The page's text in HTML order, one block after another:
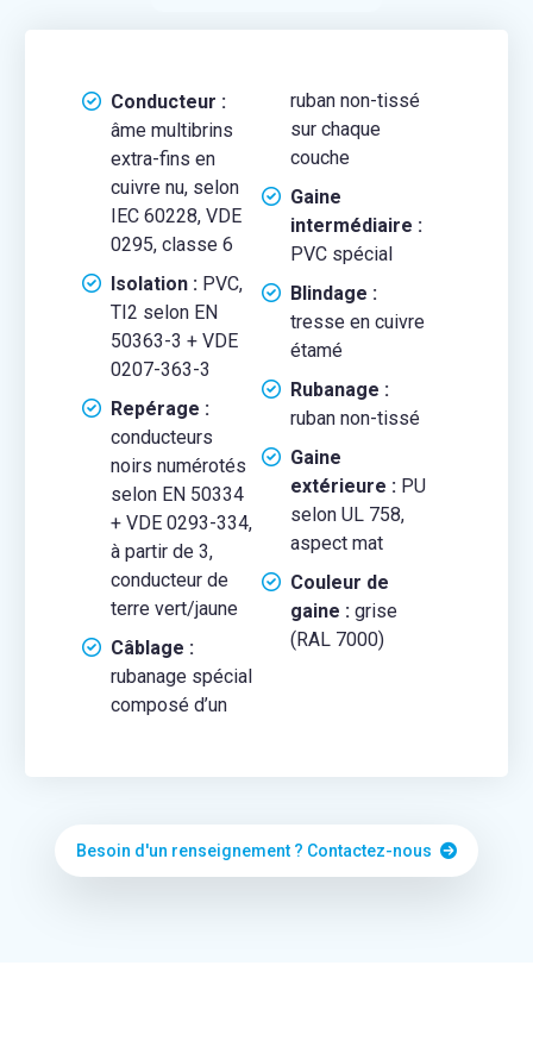
Conducteur :
âme multibrins
extra-fins en
cuivre nu, selon
IEC 60228, VDE
0295, classe 6
Isolation :PVC,
TI2 selon EN
50363-3 + VDE
0207-363-3
Repérage :
conducteurs
noirs numérotés
selon EN 50334
+ VDE 0293-334,
à partir de 3,
conducteur de
terre vert/jaune
Câblage :
rubanage spécial
composé d’un
ruban non-tissé
sur chaque
couche
Gaine
intermédiaire :
PVC spécial
Blindage :
tresse en cuivre
étamé
Rubanage :
ruban non-tissé
Gaine
extérieure :PU
selon UL 758,
aspect mat
Couleur de
gaine :grise
(RAL 7000)
Besoin d'un renseignement ? Contactez-nous